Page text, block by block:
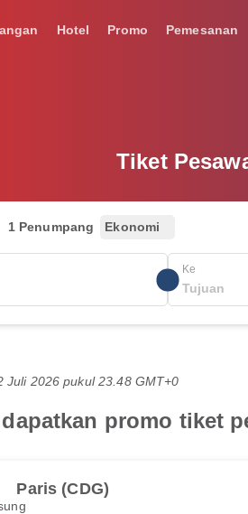
Hotel Promo Pemesanan
Tiket
1 Penumpang Ekonomi
Ke
Juli 2026 pukul 23.48 GMT+0
promo tiket
Paris (CDG)